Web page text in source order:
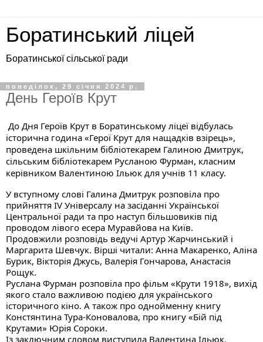
Боратинський ліцей
Боратинської сільської ради
понеділок, 29 січня 2024 р.
День Героїв Крут
До Дня Героїв Крут в Боратинському ліцеї відбулась
історична година «Герої Крут для нащадків взірець»,
проведена шкільним бібліотекарем Галиною Дмитрук,
сільським бібліотекарем Русланою Фурман, класним
керівником Валентиною Ільюк для учнів 11 класу.
У вступному слові Галина Дмитрук розповіла про
прийняття IV Універсалу на засіданні Української
Центральної ради та про наступ більшовиків під
проводом лівого есера Муравйова на Київ.
Продовжили розповідь ведучі Артур Жарчинський і
Маргарита Шевчук. Вірші читали: Анна Макаренко, Аліна
Бурик, Вікторія Джусь, Валерія Гончарова, Анастасія
Рощук.
Руслана Фурман розповіла про фільм «Крути 1918», вихід
якого стало важливою подією для українського
історичного кіно. А також про однойменну книгу
Констянтина Тура-Коновалова, про книгу «Бій під
Крутами» Юрія Сороки.
Із заключним словом виступила Валентина Ільюк,